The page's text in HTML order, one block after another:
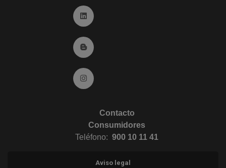
Ir a Linkedin (abre en ventana nueva)
Ir al Blog (abre en ventana nueva)
Ir a Instagram (abre en ventana nueva)
Contacto
Consumidores
Teléfono: 900 10 11 41
Aviso legal